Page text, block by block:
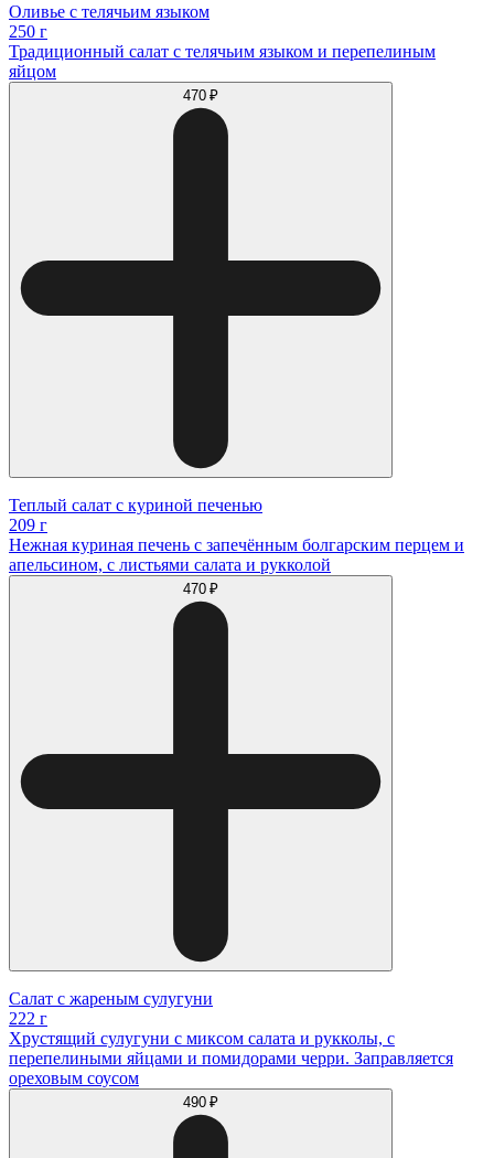
Оливье с телячьим языком
250 г
Традиционный салат с телячьим языком и перепелиным
яйцом
470 ₽
Теплый салат с куриной печенью
209 г
Нежная куриная печень с запечённым болгарским перцем и
апельсином, с листьями салата и рукколой
470 ₽
Салат с жареным сулугуни
222 г
Хрустящий сулугуни с миксом салата и рукколы, с
перепелиными яйцами и помидорами черри. Заправляется
ореховым соусом
490 ₽